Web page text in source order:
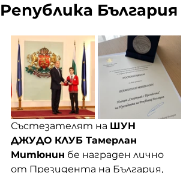
Република България
Състезателят на ШУН
ДЖУДО КЛУБ Тамерлан
Митюнин бе награден лично
от Президента на България,